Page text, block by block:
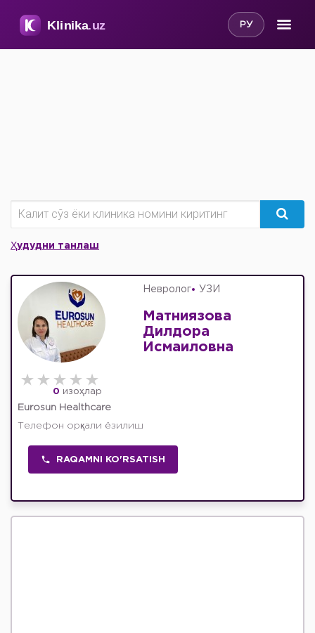
РУ
Ҳудудни танлаш
0 изоҳлар
Невролог УЗИ
Матниязова
Дилдора
Исмаиловна
Eurosun Healthcare
Телефон орқали ёзилиш
RAQAMNI KO'RSATISH